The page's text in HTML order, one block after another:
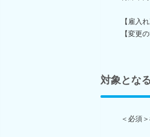
【雇入
【変更
対象とな
＜必須